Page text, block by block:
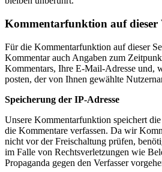
Kommentarfunktion auf dieser
Für die Kommentarfunktion auf dieser
Kommentar auch Angaben zum
Kommentars, Ihre E-Mail-Adresse und,
posten, der von Ihnen gewählte
Speicherung der IP-Adresse
Unsere Kommentarfunktion speichert
die Kommentare verfassen. Da wir
nicht vor der Freischaltung prüfen,
im Falle von Rechtsverletzungen wie
Propaganda gegen den Verfasser